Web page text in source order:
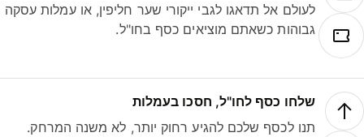
לעולם אל תדאגו לגבי ייקורי שער חליפין, או עמלות עסקה
גבוהות כשאתם מוציאים כסף בחו"ל.
שלחו כסף לחו"ל, חסכו בעמלות
תנו לכסף שלכם להגיע רחוק יותר, לא משנה המרחק.